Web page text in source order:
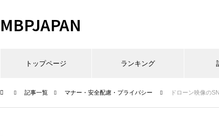
MBPJAPAN
トップページ ランキング
記事一覧 マナー・安全配慮・プライバシー ドローン映像の